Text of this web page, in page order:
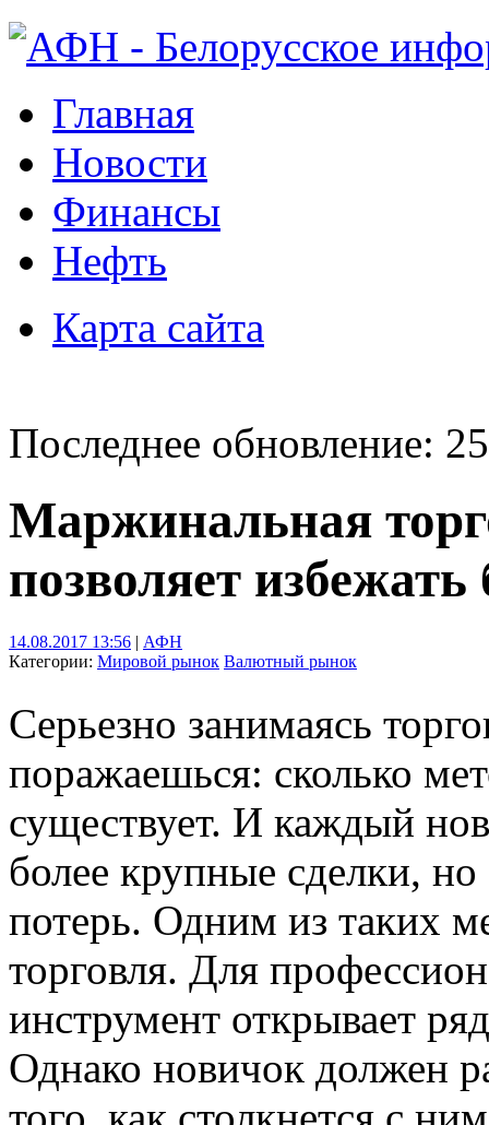
Главная
Новости
Финансы
Нефть
Карта сайта
Последнее обновление:
Маржинальная
позволяет
14.08.2017 13:56 | АФН
Категории: Мировой рынок Валютный рынок
Серьезно занимаясь
поражаешься: сколько
существует. И каждый
более крупные сделки,
потерь. Одним из таких
торговля. Для
инструмент открывает
Однако новичок должен